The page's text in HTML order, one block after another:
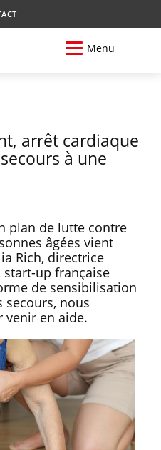
Menu
arrêt cardiaque
à une
plan de lutte contre
âgées vient
Rich, directrice
start-up française
de sensibilisation
secours, nous
venir en aide.